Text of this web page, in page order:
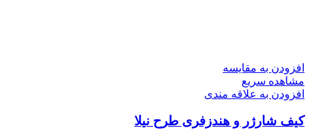
افزودن به مقایسه
مشاهده سریع
افزودن به علاقه مندی
کیف شارژر و هندزفری طرح نیلا